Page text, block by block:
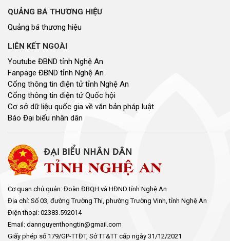
QUẢNG BÁ THƯƠNG HIỆU
Quảng bá thương hiệu
LIÊN KẾT NGOÀI
Youtube ĐBND tỉnh Nghệ An
Fanpage ĐBND tỉnh Nghệ An
Cổng thông tin điện tử tỉnh Nghệ An
Cổng thông tin điện tử Quốc hội
Cơ sở dữ liệu quốc gia về văn bản pháp luật
Báo Đại biểu nhân dân
Cơ quan chủ quản: Đoàn ĐBQH và HĐND tỉnh Nghệ An
Địa chỉ: Số 03, đường Trường Thi, phường Trường Vinh, tỉnh Nghệ An
Điện thoại: 02383.592014
Email: dannguyenthongtin@gmail.com
Giấy phép số 179/GP-TTĐT, Sở TT&TT cấp ngày 31/12/2021